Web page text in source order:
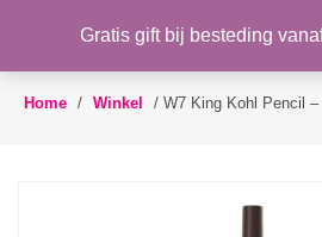
Toggle
WENSLIJST
Home / Winkel / W7 King Kohl Pencil
Gratis gift bij besteding